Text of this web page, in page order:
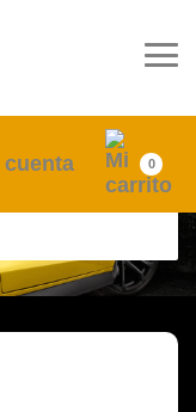
0